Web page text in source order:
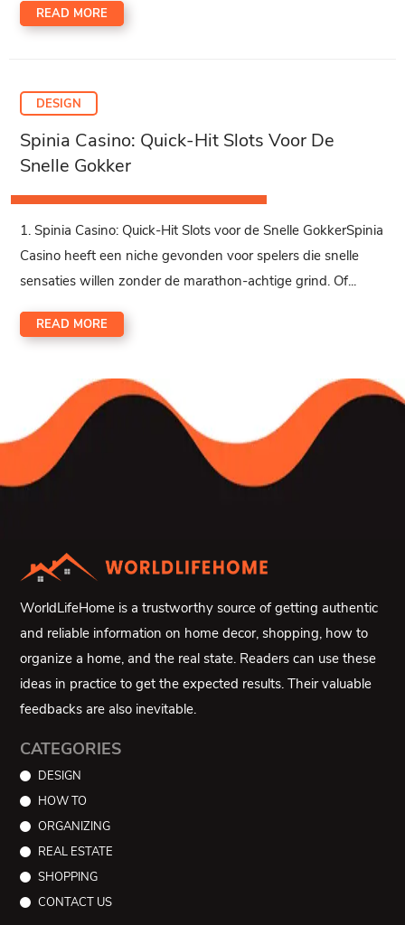
READ MORE
DESIGN
Spinia Casino: Quick‑Hit Slots Voor De
Snelle Gokker
1. Spinia Casino: Quick‑Hit Slots voor de Snelle GokkerSpinia
Casino heeft een niche gevonden voor spelers die snelle
sensaties willen zonder de marathon-achtige grind. Of...
READ MORE
WorldLifeHome is a trustworthy source of getting authentic
and reliable information on home decor, shopping, how to
organize a home, and the real state. Readers can use these
ideas in practice to get the expected results. Their valuable
feedbacks are also inevitable.
CATEGORIES
DESIGN
HOW TO
ORGANIZING
REAL ESTATE
SHOPPING
CONTACT US